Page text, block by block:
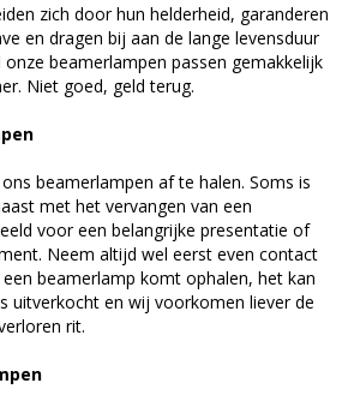
zich door hun helderheid, garanderen
en dragen bij aan de lange levensduur
beamerlampen passen gemakkelijk
Niet goed, geld terug.
beamerlampen af te halen. Soms is
met het vervangen van een
voor een belangrijke presentatie of
Neem altijd wel eerst even contact
beamerlamp komt ophalen, het kan
uitverkocht en wij voorkomen liever de
rit.